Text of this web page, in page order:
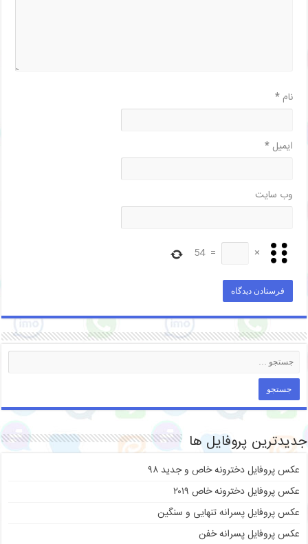
نام*
ایمیل*
وب‌ سایت
×
=
54
جدیدترین پروفایل ها
عکس پروفایل دخترونه خاص و جدید ۹۸
عکس پروفایل دخترونه خاص ۲۰۱۹
عکس پروفایل پسرانه تنهایی و سنگین
عکس پروفایل پسرانه خفن